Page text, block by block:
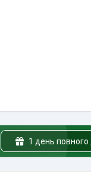
1 день повного